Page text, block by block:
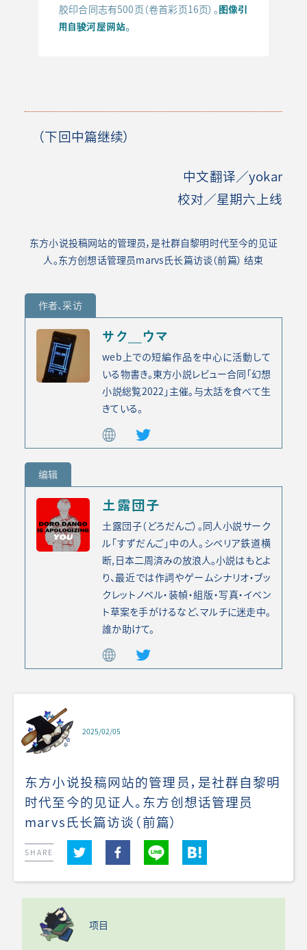
胶印合同志有500页（卷首彩页16页）。图像引
用自骏河屋网站。
（下回中篇继续）
中文翻译／yokar
校对／星期六上线
东方小说投稿网站的管理员，是社群自黎明时代至今的见证
人。东方创想话管理员marvs氏长篇访谈（前篇） 结束
作者、采访
サク＿ウマ
web上での短編作品を中心に活動して
いる物書き。東方小説レビュー合同「幻想
小説総覧2022」主催。与太話を食べて生
きている。
编辑
土露団子
土露団子（どろだんご）。同人小説サーク
ル「すずだんご」中の人。シベリア鉄道横
断,日本二周済みの放浪人。小説はもとよ
り、最近では作詞やゲームシナリオ・ブッ
クレットノベル・装幀・組版・写真・イベン
ト草案を手がけるなど、マルチに迷走中。
誰か助けて。
2025/02/05
东方小说投稿网站的管理员，是社群自黎明
时代至今的见证人。东方创想话管理员
marvs氏长篇访谈（前篇）
SHARE
项目